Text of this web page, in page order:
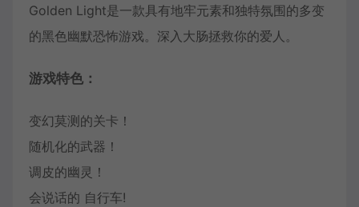
Golden Light是一款具有地牢元素和独特氛围的多变
的黑色幽默恐怖游戏。深入大肠拯救你的爱人。
游戏特色：
变幻莫测的关卡！
随机化的武器！
调皮的幽灵！
会说话的 自行车!